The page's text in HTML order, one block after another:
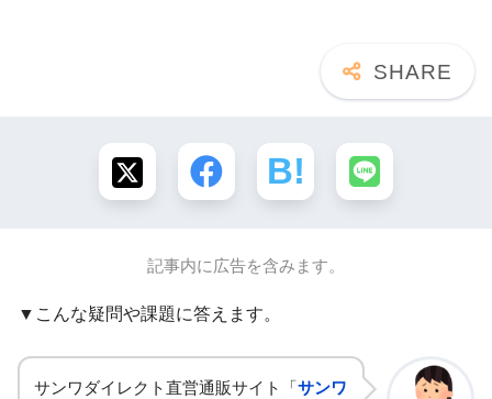
記事内に広告を含みます。
▼こんな疑問や課題に答えます。
サンワダイレクト直営通販サイト「サンワ